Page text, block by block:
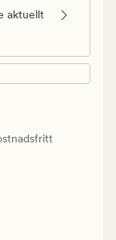
aktuellt